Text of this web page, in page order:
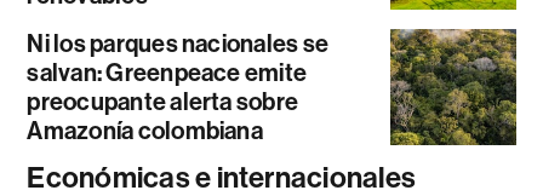
Ni los parques nacionales se
salvan: Greenpeace emite
preocupante alerta sobre
Amazonía colombiana
Económicas e internacionales